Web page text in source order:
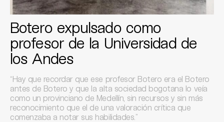
Botero expulsado como
profesor de la Universidad de
los Andes
“Hay que recordar que ese profesor Botero era el Botero
antes de Botero y que la alta sociedad bogotana lo veía
como un provinciano de Medellín, sin recursos y sin más
reconocimiento que el de una valoración crítica que
comenzaba a notar sus habilidades.”